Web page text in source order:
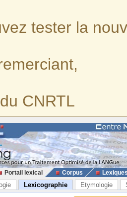
tester la
CNRTL
Portail lexical Corpus
Lexicographie Etymologie